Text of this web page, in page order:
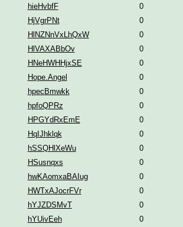
hieHvbfF
0
HjVgrPNt
0
HlNZNnVxLhQxW
0
HlVAXABbOv
0
HNeHWHHjxSE
0
Hope.Angel
0
hpecBmwkk
0
hpfoQPRz
0
HPGYdRxEmE
0
HqIJhklqk
0
hSSQHlXeWu
0
HSusnqxs
0
hwKAomxaBAIug
0
HWTxAJocrFVr
0
hYJZDSMvT
0
hYUivEeh
0